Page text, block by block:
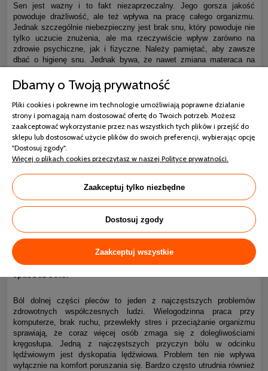
Sen jest ważny i to fakt niezaprzeczalny. Jego gorsza jakość
powoduje drażliwość, ale też wpływa na pracę całego organizmu.
Jednak szczególnie niebezpieczny jest brak snu, który powoduje nie
tylko uczucie znużenia, ale ma rzeczywiście wpływ zarówno na
zdrowie psychiczne, jak i fizyczne. Należy pamiętać, aby zawsze
dbać o higienę snu. Jednak bywa, że nawet zmiana materaca na
Ból kręgosłupa piersiowego i dyskopatia lędźwiowa – jak
spać bez bólu?
0
Ból dolnej części pleców to jeden z najczęstszych problemów
zdrowotnych współczesnych ludzi. Wielogodzinna praca przy
komputerze, brak ruchu, przewlekły stres i przeciążanie organizmu
sprawiają, że coraz więcej osób zmaga się z dolegliwościami
kręgosłupa. Jedną z najczęstszych przyczyn bólu w odcinku
lędźwiowym jest dyskopatia lędźwiowa. Problem ten nie wpływa
wyłącznie na komfort poruszania się. Bardzo często utrudnia również
Dbamy o Twoją prywatność
Pliki cookies i pokrewne im technologie umożliwiają poprawne działanie
strony i pomagają nam dostosować ofertę do Twoich potrzeb. Możesz
zaakceptować wykorzystanie przez nas wszystkich tych plików i przejść do
sklepu lub dostosować użycie plików do swoich preferencji, wybierając opcję
"Dostosuj zgody".
Więcej o plikach cookies przeczytasz w naszej Polityce prywatności.
Zaakceptuj tylko niezbędne
Dostosuj zgody
Zaakceptuj wszystkie